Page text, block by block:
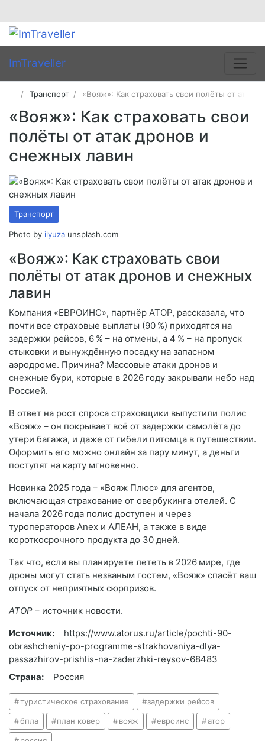
ImTraveller
Транспорт «Вояж»: Как страховать свои полёты от атак
«Вояж»: Как страховать свои
полёты от атак дронов и
снежных лавин
Транспорт
Photo by ilyuza unsplash.com
«Вояж»: Как страховать свои
полёты от атак дронов и снежных
лавин
Компания «ЕВРОИНС», партнёр АТОР, рассказала, что
почти все страховые выплаты (90 %) приходятся на
задержки рейсов, 6 % – на отмены, а 4 % – на пропуск
стыковки и вынуждённую посадку на запасном
аэродроме. Причина? Массовые атаки дронов и
снежные бури, которые в 2026 году закрывали небо над
Россией.
В ответ на рост спроса страховщики выпустили полис
«Вояж» – он покрывает всё от задержки самолёта до
утери багажа, и даже от гибели питомца в путешествии.
Оформить его можно онлайн за пару минут, а деньги
поступят на карту мгновенно.
Новинка 2025 года – «Вояж Плюс» для агентов,
включающая страхование от овербукинга отелей. С
начала 2026 года полис доступен и через
туроператоров Anex и АЛЕАН, а также в виде
короткосрочного продукта до 30 дней.
Так что, если вы планируете лететь в 2026 мире, где
дроны могут стать незваным гостем, «Вояж» спасёт ваш
отпуск от неприятных сюрпризов.
АТОР – источник новости.
Источник:
https://www.atorus.ru/article/pochti-90-
obrashcheniy-po-programme-strakhovaniya-dlya-
passazhirov-prishlis-na-zaderzhki-reysov-68483
Страна:
Россия
туристическое страхование задержки рейсов
бпла план ковер вояж евроинс атор